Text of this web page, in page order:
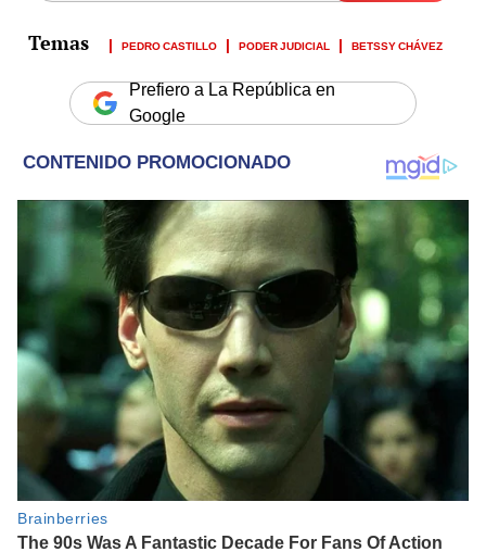
PEDRO CASTILLO PODER JUDICIAL BETSSY CHÁVEZ
Prefiero a La República en
Google